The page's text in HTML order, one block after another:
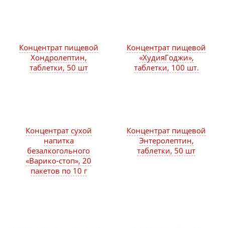
Концентрат пищевой
Хондролептин,
таблетки, 50 шт
Концентрат пищевой
«ХудияГоджи»,
таблетки, 100 шт.
Концентрат пищевой
Энтеролептин,
таблетки, 50 шт
Концентрат сухой
напитка
безалкогольного
«Варико-стоп», 20
пакетов по 10 г